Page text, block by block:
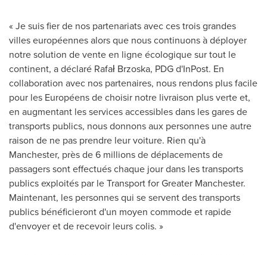
« Je suis fier de nos partenariats avec ces trois grandes
villes européennes alors que nous continuons à déployer
notre solution de vente en ligne écologique sur tout le
continent, a déclaré Rafał Brzoska, PDG d'InPost. En
collaboration avec nos partenaires, nous rendons plus facile
pour les Européens de choisir notre livraison plus verte et,
en augmentant les services accessibles dans les gares de
transports publics, nous donnons aux personnes une autre
raison de ne pas prendre leur voiture. Rien qu'à
Manchester, près de 6 millions de déplacements de
passagers sont effectués chaque jour dans les transports
publics exploités par le Transport forGreater Manchester.
Maintenant, les personnes qui se servent des transports
publics bénéficieront d'un moyen commode et rapide
d'envoyer et de recevoir leurs colis. »